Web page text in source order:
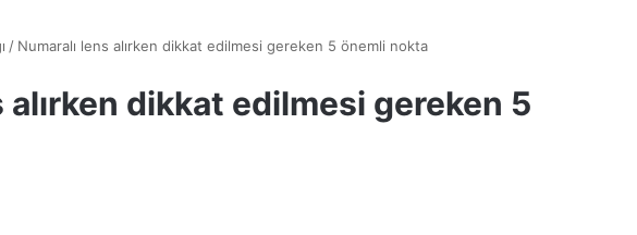
/ Numaralı lens alırken dikkat edilmesi gereken 5 önemli nokta
alırken dikkat edilmesi gereken 5